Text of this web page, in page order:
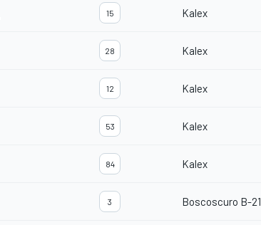
15 Kalex
28 Kalex
12 Kalex
53 Kalex
84 Kalex
3 Boscoscuro B-21